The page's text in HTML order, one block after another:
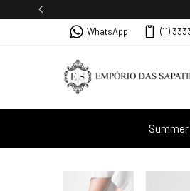
WhatsApp (11)
Summer